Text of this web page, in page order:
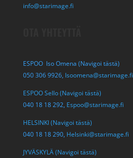
info@starimage.fi
ESPOO Iso Omena (Navigoi tästä)
050 306 9926, Isoomena@starimage.fi
ESPOO Sello (Navigoi tästä)
040 18 18 292, Espoo@starimage.fi
HELSINKI (Navigoi tästä)
040 18 18 290, Helsinki@starimage.fi
JYVÄSKYLÄ (Navigoi tästä)